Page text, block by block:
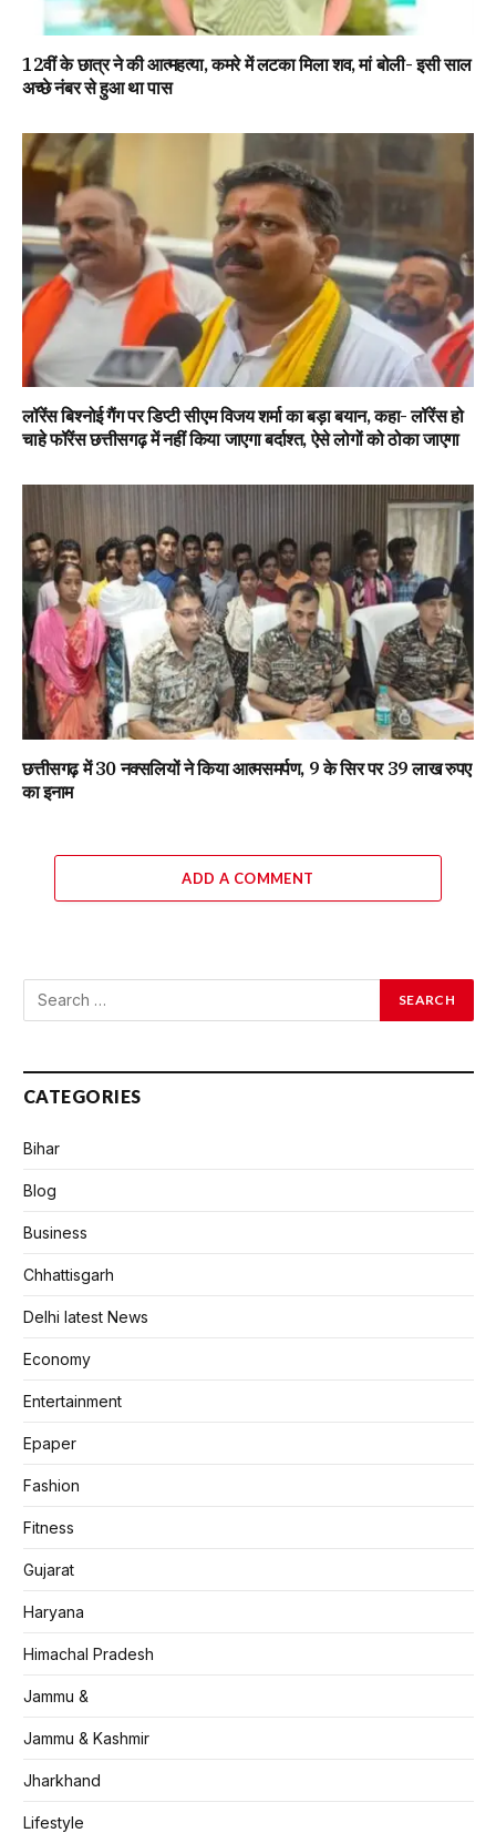
12वीं के छात्र ने की आत्महत्या, कमरे में लटका मिला शव, मां बोली- इसी साल
अच्छे नंबर से हुआ था पास
लॉरेंस बिश्नोई गैंग पर डिप्टी सीएम विजय शर्मा का बड़ा बयान, कहा- लॉरेंस हो
चाहे फॉरेंस छत्तीसगढ़ में नहीं किया जाएगा बर्दाश्त, ऐसे लोगों को ठोका जाएगा
छत्तीसगढ़ में 30 नक्सलियों ने किया आत्मसमर्पण, 9 के सिर पर 39 लाख रुपए
का इनाम
ADD A COMMENT
CATEGORIES
Bihar
Blog
Business
Chhattisgarh
Delhi latest News
Economy
Entertainment
Epaper
Fashion
Fitness
Gujarat
Haryana
Himachal Pradesh
Jammu &
Jammu & Kashmir
Jharkhand
Lifestyle